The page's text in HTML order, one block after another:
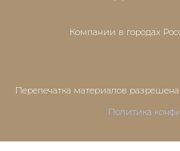
Компании в городах
Перепечатка материалов
Политика